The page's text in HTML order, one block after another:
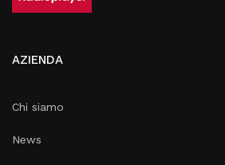
AZIENDA
Chi siamo
News